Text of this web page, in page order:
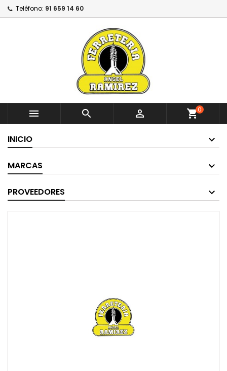
Teléfono: 91 659 14 60
   shopping_cart0
INICIO
MARCAS
PROVEEDORES